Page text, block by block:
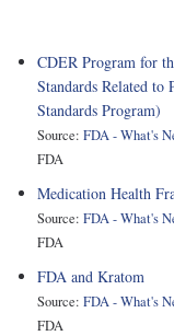
CDER Program for
Standards Related
Standards Program)
Source: FDA - What's
FDA
Medication Health
Source: FDA - What's
FDA
FDA and Kratom
Source: FDA - What's
FDA